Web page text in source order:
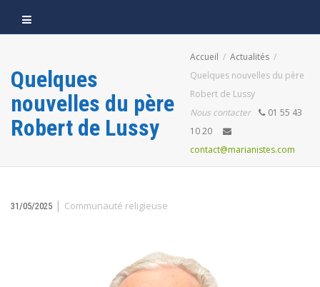
Quelques
nouvelles du père
Robert de Lussy
Accueil
Actualités
Quelques nouvelles du père
Robert de Lussy
Nous contacter
01 55 43
10 20
contact@marianistes.com
31/05/2025 | Communauté religieuse